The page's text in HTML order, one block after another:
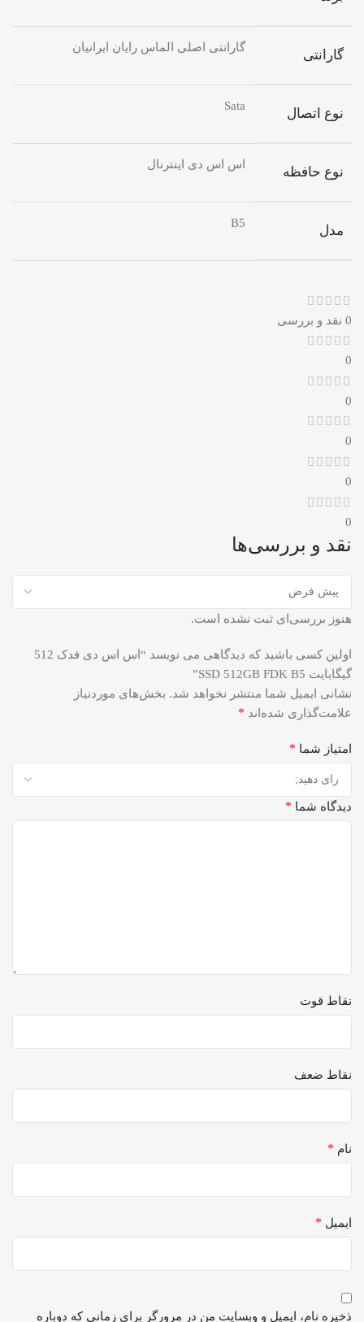
گارانتی گارانتی اصلی الماس رایان ایرانیان
نوع اتصال Sata
نوع حافظه اس اس دی اینترنال
مدل B5
0 نقد و بررسی
0
0
0
0
0
نقد و بررسی‌ها
هنوز بررسی‌ای ثبت نشده است.
اولین کسی باشید که دیدگاهی می نویسد “اس اس دی فدک 512
گیگابایت SSD 512GB FDK B5”
نشانی ایمیل شما منتشر نخواهد شد. بخش‌های موردنیاز
علامت‌گذاری شده‌اند *
امتیاز شما *
دیدگاه شما *
نقاط قوت
نقاط ضعف
نام *
ایمیل *
ذخیره نام، ایمیل و وبسایت من در مرورگر برای زمانی که دوباره